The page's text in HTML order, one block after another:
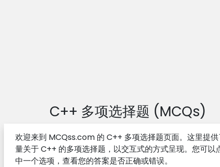
C++ 多项选择题 (MCQs)
欢迎来到 MCQss.com 的 C++ 多项选择题页面。这里提
量关于 C++ 的多项选择题，以交互式的方式呈现。您可以
中一个选项，查看您的答案是否正确或错误。